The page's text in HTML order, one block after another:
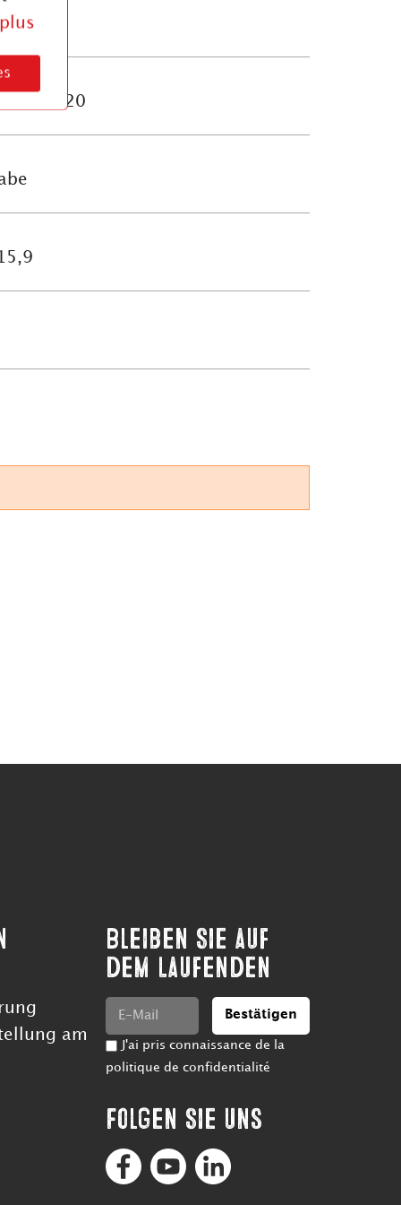
15,9
am
Bleiben Sie auf
dem Laufenden
Bestätigen
J'ai pris connaissance de la
politique de confidentialité
Folgen Sie uns